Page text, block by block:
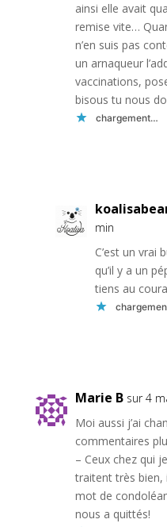
ainsi elle avait
remise vite…
n’en suis pas
un arnaqueur
vaccinations,
bisous tu nous
chargement…
min
C’est un vrai
qu’il y a un
tiens au
Marie B sur 4
Moi aussi j’ai
commentaires
– Ceux chez qui
traitent très bien,
mot de
nous a quittés!